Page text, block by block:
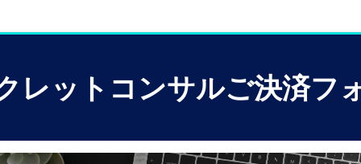
レットコンサルご決済フ